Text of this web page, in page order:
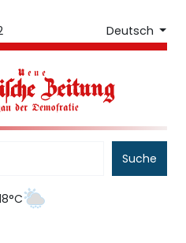
Deutsch
Suche